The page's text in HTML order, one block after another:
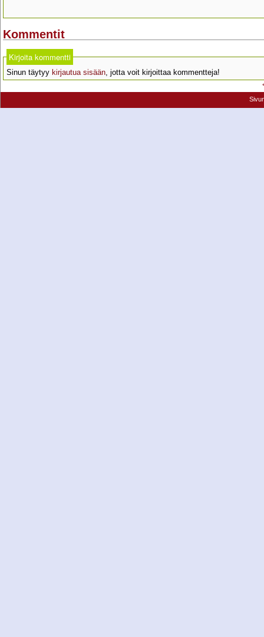
Kommentit
Kirjoita kommentti
Sinun täytyy kirjautua sisään, jotta voit kirjoittaa kommentteja!